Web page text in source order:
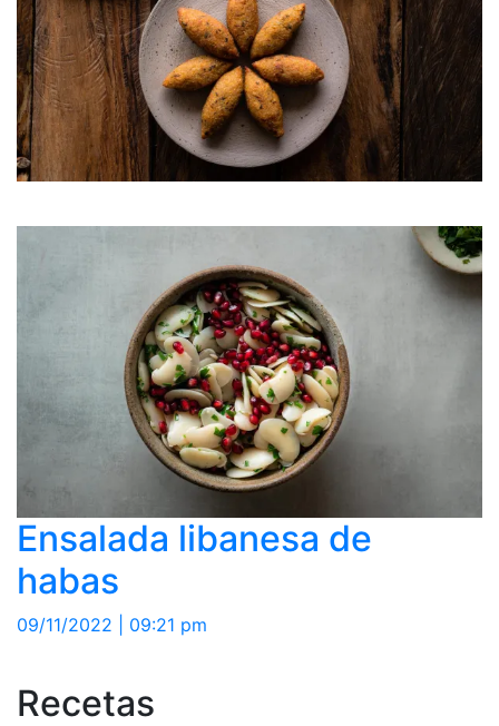
Ensalada libanesa de
habas
09/11/2022 | 09:21 pm
Recetas